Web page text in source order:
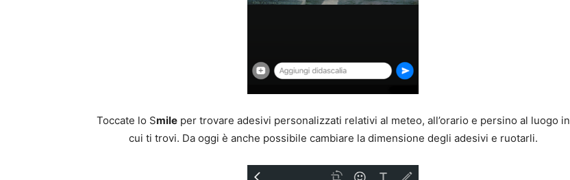
Toccate lo Smileper trovare adesivi personalizzati relativi al meteo, all’orario e persino al luogo in
cui ti trovi. Da oggi è anche possibile cambiare la dimensione degli adesivi e ruotarli.